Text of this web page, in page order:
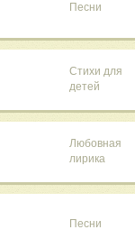
Песни
Стихи для
детей
Любовная
лирика
Песни